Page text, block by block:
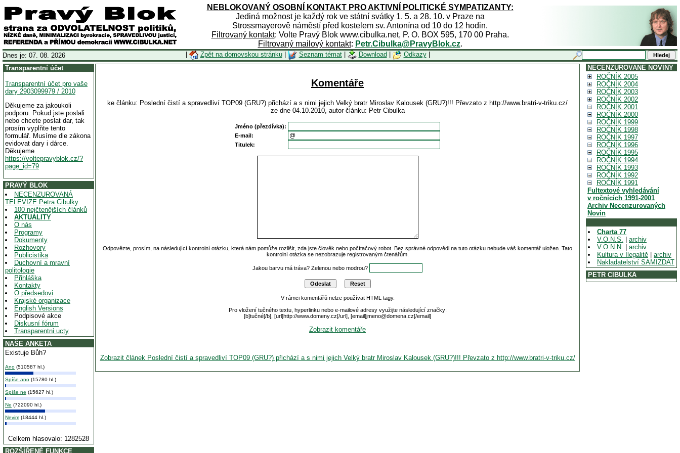
NEBLOKOVANÝ OSOBNÍ KONTAKT PRO AKTIVNÍ POLITICKÉ SYMPATIZANTY:
Jediná možnost je každý rok ve státní svátky 1. 5. a 28. 10. v Praze na
Strossmayerově náměstí před kostelem sv. Antonína od 10 do 12 hodin.
Filtrovaný kontakt: Volte Pravý Blok www.cibulka.net, P. O. BOX 595, 170 00 Praha.
Filtrovaný mailový kontakt: Petr.Cibulka@PravyBlok.cz.
Dnes je: 07. 08. 2026 Zpět na domovskou stránku| Seznam témat| Download Odkazy|
Transparentní účet
Transparentní účet pro vaše
dary 2903099979 / 2010
Děkujeme za jakoukoli
podporu. Pokud jste poslali
nebo chcete poslat dar, tak
prosím vyplňte tento
formulář. Musíme dle zákona
evidovat dary i dárce.
Děkujeme
https://voltepravyblok.cz/?
page_id=79
PRAVÝ BLOK
NECENZUROVANÁ
TELEVIZE Petra Cibulky
100 nejčtenějších článků
AKTUALITY
O nás
Programy
Dokumenty
Rozhovory
Publicistika
Duchovní a mravní
politologie
Přihláška
Kontakty
O předsedovi
Krajské organizace
English Versions
Podpisové akce
Diskusní fórum
Transparentni ucty
NAŠE ANKETA
Existuje Bůh?
Ano (510587 hl.)
Spíše ano (15780 hl.)
Spíše ne (15627 hl.)
Ne (722090 hl.)
Nevim (18444 hl.)
Celkem hlasovalo: 1282528
ROZŠÍŘENÉ FUNKCE
Komentáře
ke článku: Poslední čistí a spravedliví TOP09 (GRU?) přichází a s nimi jejich Velký bratr Miroslav Kalousek (GRU?)!!! Převzato z http://www.bratri-v-triku.cz/
ze dne 04.10.2010, autor článku: Petr Cibulka
Jméno (přezdívka):
E-mail:
Titulek:
Odpovězte, prosím, na následující kontrolní otázku, která nám pomůže rozlišit, zda jste člověk nebo počítačový robot. Bez správné odpovědi na tuto otázku nebude váš komentář uložen. Tato
kontrolní otázka se nezobrazuje registrovaným čtenářům.
Jakou barvu má tráva? Zelenou nebo modrou?
V rámci komentářů nelze používat HTML tagy.
Pro vložení tučného textu, hyperlinku nebo e-mailové adresy využijte následující značky:
[b]tučné[/b], [url]http://www.domeny.cz[/url], [email]jmeno@domena.cz[/email]
Zobrazit komentáře
Zobrazit článek Poslední čistí a spravedliví TOP09 (GRU?) přichází a s nimi jejich Velký bratr Miroslav Kalousek (GRU?)!!! Převzato z http://www.bratri-v-triku.cz/
NECENZUROVANÉ NOVINY
ROČNÍK 2005
ROČNÍK 2004
ROČNÍK 2003
ROČNÍK 2002
ROČNÍK 2001
ROČNÍK 2000
ROČNÍK 1999
ROČNÍK 1998
ROČNÍK 1997
ROČNÍK 1996
ROČNÍK 1995
ROČNÍK 1994
ROČNÍK 1993
ROČNÍK 1992
ROČNÍK 1991
Fultextové vyhledávání
v ročnících 1991-2001
Archiv Necenzurovaných
Novin
Charta 77
V.O.N.S.
archiv
V.O.N.N.
archiv
Kultura v Ilegalitě
archiv
Nakladatelství SAMIZDAT
PETR CIBULKA